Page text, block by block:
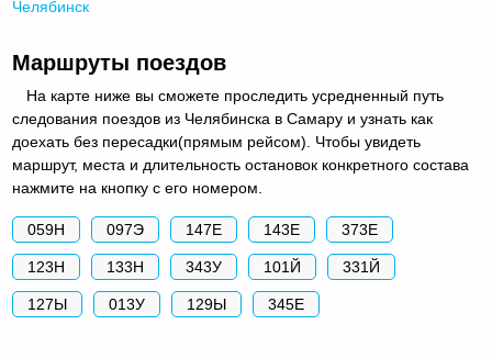
Челябинск
Маршруты поездов
На карте ниже вы сможете проследить усредненный путь
следования поездов из Челябинска в Самару и узнать как
доехать без пересадки(прямым рейсом). Чтобы увидеть
маршрут, места и длительность остановок конкретного состава
нажмите на кнопку с его номером.
059Н 097Э 147Е 143Е 373Е
123Н 133Н 343У 101Й 331Й
127Ы 013У 129Ы 345Е